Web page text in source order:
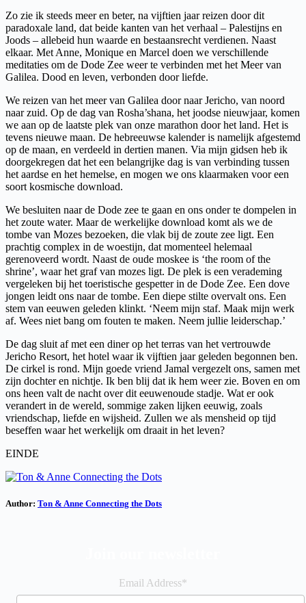
Zo zie ik steeds meer en beter, na vijftien jaar reizen door dit
paradoxale land, dat beide kanten van het verhaal – Palestijns en
Joods – allebeid hun waarde en bestaansrecht verdienen. Naast
elkaar. Met Anne, Monique en Marcel doen we verschillende
meditaties om de Dode Zee weer te verbinden met het Meer van
Galilea. Dood en leven, verbonden door liefde.
We reizen van het meer van Galilea door naar Jericho, van noord
naar zuid. Op de dag van Rosha’shana, het joodse nieuwjaar, komen
we aan op de laatste plek van onze marathon door het land. Het is
tevens nieuwe maan. De hebreeuwse kalender is namelijk afgestemd
op de maan, en verdeeld in dertien manen. Via mijn gidsen heb ik
doorgekregen dat het een belangrijke dag is van verbinding tussen
het aardse en het hemelse, en mogen we ons klaarmaken voor een
soort kosmische download.
We besluiten naar de Dode zee te gaan en ons onder te dompelen in
het zoute water. Maar de werkelijke download komt als we de
tombe van Mozes bezoeken, die vlak bij de zoute zee ligt. Een
prachtig complex in de woestijn, dat momenteel helemaal
gerenoveerd wordt. Naast de oude moskee is ‘the room of the
shrine’, waar het graf van mozes ligt. De plek is een verademing
vergeleken bij het toeristische gespetter in de Dode Zee. Een dove
jongen leidt ons naar de tombe. Een diepe stilte overvalt ons. Een
stem van eeuwen geleden klinkt. ‘Neem mijn staf. Maak mijn werk
af. Wees niet bang om fouten te maken. Neem jullie leiderschap.’
De dag sluit af met een diner op het terras van het vertrouwde
Jericho Resort, het hotel waar ik vijftien jaar geleden begonnen ben.
De cirkel is rond. Mijn goede vriend Jamal vergezelt ons, samen met
zijn dochter en nichtje. Ik ben blij dat ik hem weer zie. Boven en om
ons heen valt de nacht over dit eeuwenoude stadje. Wat er ook
verandert in de wereld, sommige zaken lijken eeuwig, zoals
vriendschap, liefde en wijsheid. Zullen we als mensheid op tijd
beseffen waar het werkelijk om draait in het leven?
EINDE
Author: Ton & Anne Connecting the Dots
Email Address*